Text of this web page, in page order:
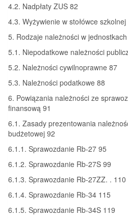
4.2. Nadpłaty ZUS 82
4.3. Wyżywienie w stołówce szkolnej
5. Rodzaje należności w
5.1. Niepodatkowe należności
5.2. Należności cywilnoprawne 87
5.3. Należności podatkowe 88
6. Powiązania należności ze
finansową 91
6.1. Zasady prezentowania
budżetowej 92
6.1.1. Sprawozdanie Rb-27 95
6.1.2. Sprawozdanie Rb-27S 99
6.1.3. Sprawozdanie Rb-27ZZ. . 110
6.1.4. Sprawozdanie Rb-34 115
6.1.5. Sprawozdanie Rb-34S 119